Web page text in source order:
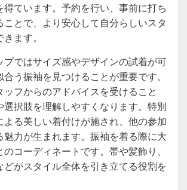
得ています。予約を行い、事前に打ち
とで、より安心して自分らしいスタ
ます。
プではサイズ感やデザインの試着が可
う振袖を見つけることが重要です。
ッフからのアドバイスを受けること
選択肢を理解しやすくなります。特別
よる美しい着付けが施され、他の参加
魅力が生まれます。振袖を着る際に大
コーディネートです。帯や髪飾り、
どがスタイル全体を引き立てる役割を